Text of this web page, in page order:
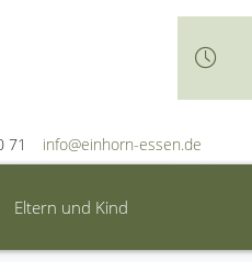
71 info@einhorn-essen.de
Eltern und Kind